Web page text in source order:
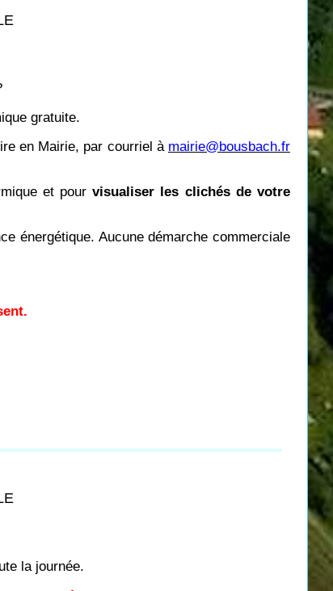
gratuite.
en Mairie, par courriel à mairie@bousbach.fr
et pourvisualiser les clichés de votre
énergétique. Aucune démarche commerciale
la journée.